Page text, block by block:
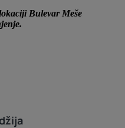
Bulevar Meše